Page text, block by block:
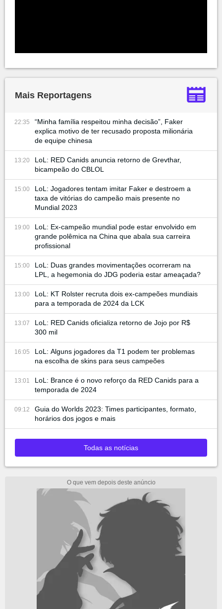
Mais Reportagens
22:35
“Minha família respeitou minha decisão”, Faker
explica motivo de ter recusado proposta milionária
de equipe chinesa
13:20
LoL: RED Canids anuncia retorno de Grevthar,
bicampeão do CBLOL
15:00
LoL: Jogadores tentam imitar Faker e destroem a
taxa de vitórias do campeão mais presente no
Mundial 2023
19:00
LoL: Ex-campeão mundial pode estar envolvido em
grande polêmica na China que abala sua carreira
profissional
15:00
LoL: Duas grandes movimentações ocorreram na
LPL, a hegemonia do JDG poderia estar ameaçada?
13:00
LoL: KT Rolster recruta dois ex-campeões mundiais
para a temporada de 2024 da LCK
13:07
LoL: RED Canids oficializa retorno de Jojo por R$
300 mil
16:05
LoL: Alguns jogadores da T1 podem ter problemas
na escolha de skins para seus campeões
13:01
LoL: Brance é o novo reforço da RED Canids para a
temporada de 2024
09:12
Guia do Worlds 2023: Times participantes, formato,
horários dos jogos e mais
Todas as notícias